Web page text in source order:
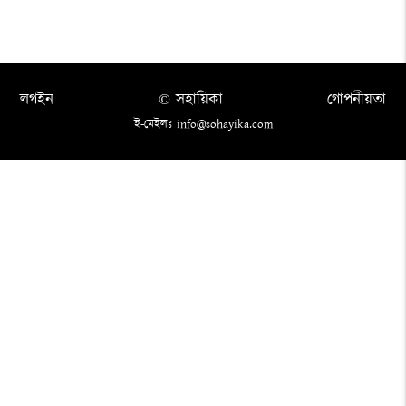
লগইন গোপনীয়তা
© সহায়িকা
ই-মেইলঃ info@sohayika.com